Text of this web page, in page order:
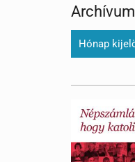
Archívum
Archívum